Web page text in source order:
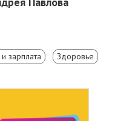
зарплата Здоровье